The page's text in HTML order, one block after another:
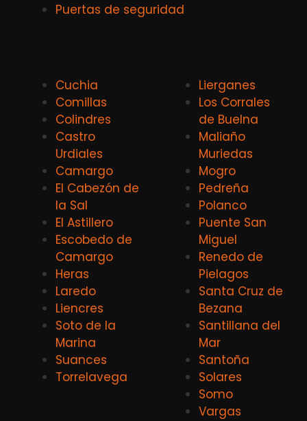
Puertas de seguridad
Cuchia
Comillas
Colindres
Castro
Urdiales
Camargo
El Cabezón de
la Sal
El Astillero
Escobedo de
Camargo
Heras
Laredo
Liencres
Soto de la
Marina
Suances
Torrelavega
Lierganes
Los Corrales
de Buelna
Maliaño
Muriedas
Mogro
Pedreña
Polanco
Puente San
Miguel
Renedo de
Pielagos
Santa Cruz de
Bezana
Santillana del
Mar
Santoña
Solares
Somo
Vargas